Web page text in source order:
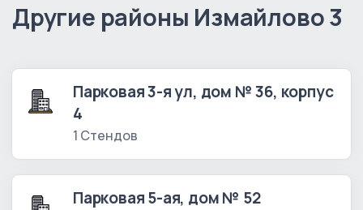
Другие районы Измайлово 3
Парковая 3-я ул, дом № 36, корпус
4
1 Стендов
Парковая 5-ая, дом № 52